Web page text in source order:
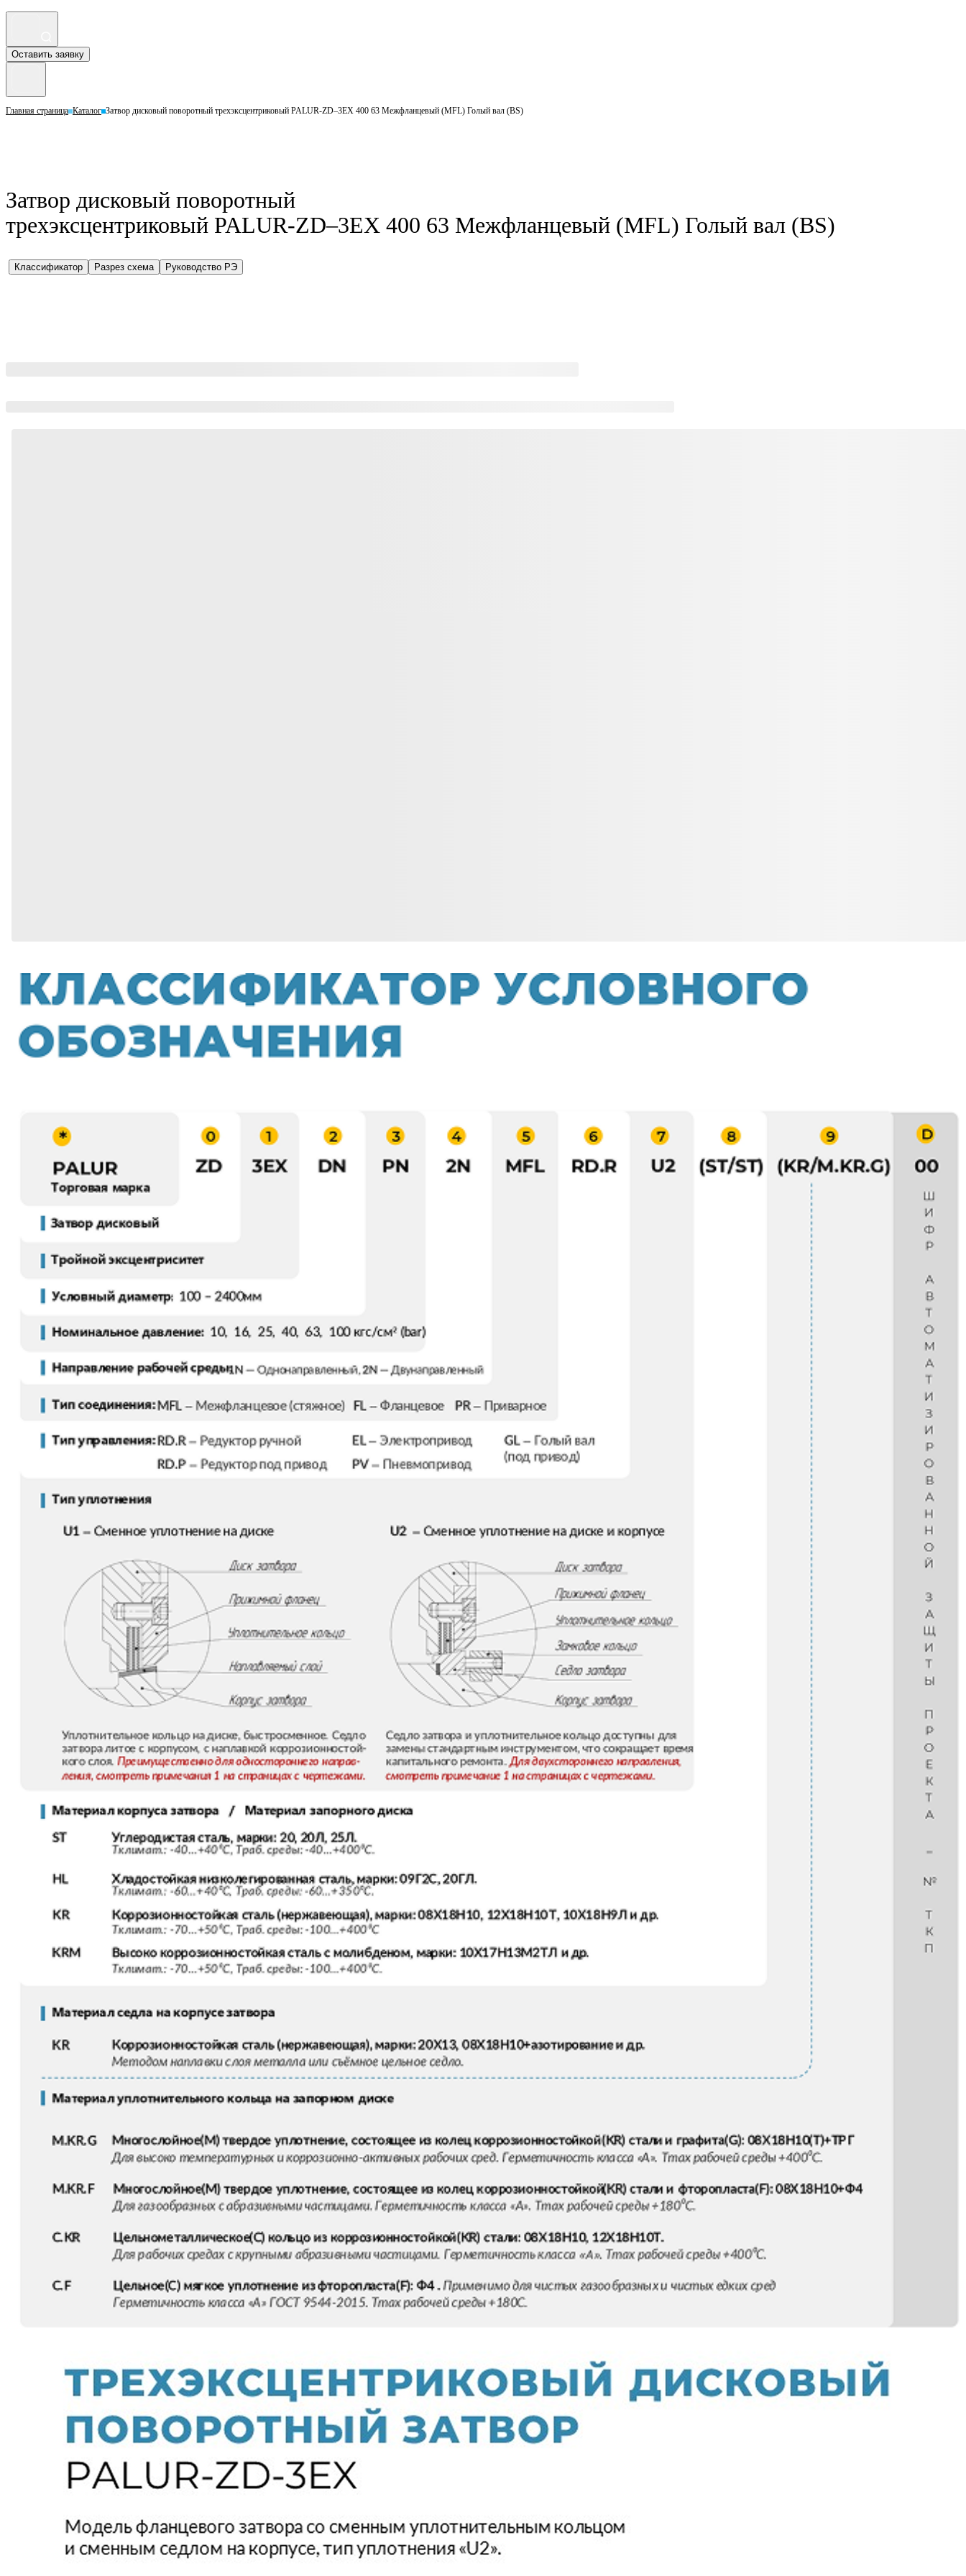
Оставить заявку
Главная страница Каталог Затвор дисковый поворотный трехэксцентриковый PALUR-ZD–3EX 400 63 Межфланцевый (MFL) Голый вал (BS)
Затвор дисковый поворотный
трехэксцентриковый PALUR-ZD–3EX 400 63 Межфланцевый (MFL) Голый вал (BS)
Классификатор Разрез схема Руководство РЭ